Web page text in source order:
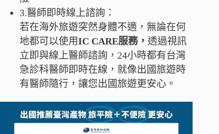
3.醫師即時線上諮詢：
若在海外旅遊突然身體不適，無論在何
地都可以使用IC CARE服務， 透過視訊
立即與線上醫師諮詢，24小時都有台灣
急診科醫師即時在線，就像出國旅遊時
有醫師隨行，讓您出國旅遊更安心。